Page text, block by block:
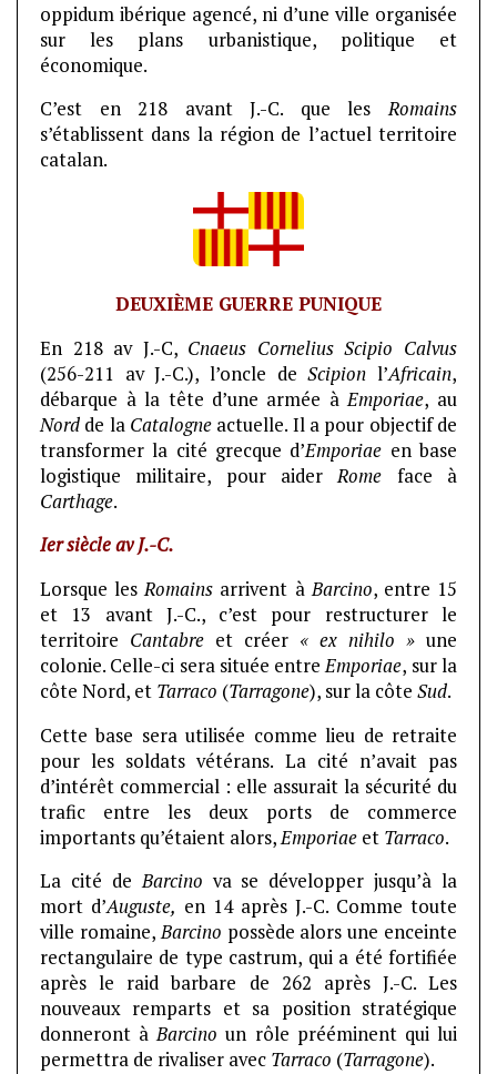
oppidum ibérique agencé, ni d’une ville organisée
sur les plans urbanistique, politique et
économique.
C’est en 218 avant J.-C. que les Romains
s’établissent dans la région de l’actuel territoire
catalan.
DEUXIÈME GUERRE PUNIQUE
En 218 av J.-C, Cnaeus Cornelius Scipio Calvus
(256-211 av J.-C.), l’oncle deScipion l’Africain,
débarque à la tête d’une armée àEmporiae, au
Nord de la Catalogne actuelle. Il a pour objectif de
transformer la cité grecque d’Emporiae en base
logistique militaire, pour aiderRome face à
Carthage.
Ier siècle av J.-C.
Lorsque lesRomains arrivent àBarcino, entre 15
et 13 avant J.-C., c’est pour restructurer le
territoire Cantabre et créer « ex nihilo »une
colonie. Celle-ci sera située entreEmporiae, sur la
côte Nord, et Tarraco (Tarragone), sur la côteSud.
Cette base sera utilisée comme lieu de retraite
pour les soldats vétérans. La cité n’avait pas
d’intérêt commercial : elle assurait la sécurité du
trafic entre les deux ports de commerce
importants qu’étaient alors,Emporiae et Tarraco.
La cité deBarcino va se développer jusqu’à la
mort d’Auguste, en 14 après J.-C. Comme toute
ville romaine,Barcino possède alors une enceinte
rectangulaire de type castrum, qui a été fortifiée
après le raid barbare de 262 après J.-C. Les
nouveaux remparts et sa position stratégique
donneront àBarcino un rôle prééminent qui lui
permettra de rivaliser avec Tarraco (Tarragone).